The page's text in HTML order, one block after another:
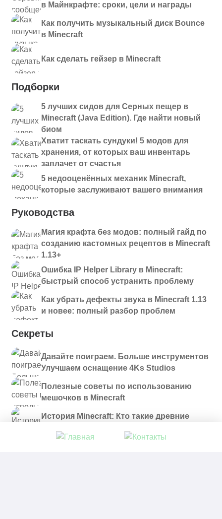
в Майнкрафте: сроки, цели и награды
Как получить музыкальный диск Bounce
в Minecraft
Как сделать гейзер в Minecraft
Подборки
5 лучших сидов для Серных пещер в
Minecraft (Java Edition). Где найти новый
биом
Хватит таскать сундуки! 5 модов для
хранения, от которых ваш инвентарь
заплачет от счастья
5 недооценённых механик Minecraft,
которые заслуживают вашего внимания
Руководства
Магия крафта без модов: полный гайд по
созданию кастомных рецептов в Minecraft
1.13+
Ошибка IP Helper Library в Minecraft:
быстрый способ устранить проблему
Как убрать дефекты звука в Minecraft 1.13
и новее: полный разбор проблем
Секреты
Давайте поиграем. Больше инструментов
Улучшаем оснащение 4Ks Studios
Полезные советы по использованию
мешочков в Minecraft
История Minecraft: Кто такие древние